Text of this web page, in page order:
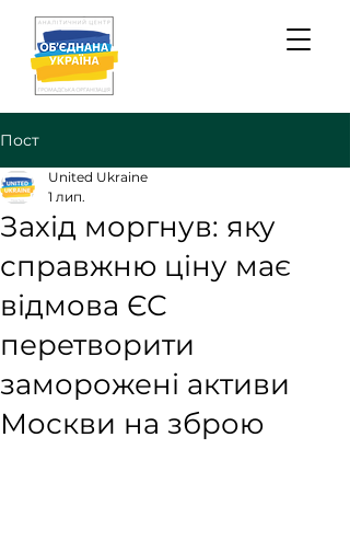
Пост
Захід моргнув: яку
справжню ціну має
відмова ЄС
перетворити
заморожені активи
Москви на зброю
United Ukraine
1 лип.